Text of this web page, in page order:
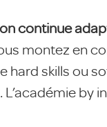
continue
montez en
hard skills ou
by